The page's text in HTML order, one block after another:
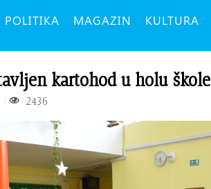
POLITIKA MAGAZIN KULTURA
kartohod u holu škole
2436